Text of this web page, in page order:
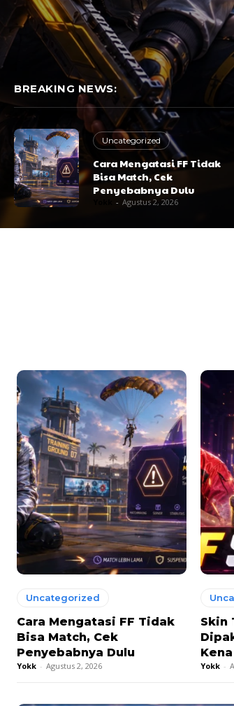
BREAKING NEWS:
Uncategorized
Cara Mengatasi FF Tidak
Bisa Match, Cek
Penyebabnya Dulu
- Agustus 2, 2026
Uncategorized
Cara Mengatasi FF Tidak
Bisa Match, Cek
Penyebabnya Dulu
Yokk - Agustus 2, 2026
Skin
Yokk -